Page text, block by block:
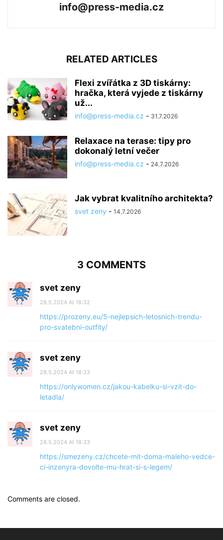
info@press-media.cz
RELATED ARTICLES
Flexi zvířátka z 3D tiskárny:
hračka, která vyjede z tiskárny
už...
info@press-media.cz - 31.7.2026
Relaxace na terase: tipy pro
dokonalý letní večer
info@press-media.cz - 24.7.2026
Jak vybrat kvalitního architekta?
svet zeny - 14.7.2026
3 COMMENTS
svet zeny
28.5.2024 At 18:32
https://prozeny.eu/5-nejlepsich-letosnich-trendu-
pro-svatebni-outfity/
svet zeny
28.5.2024 At 18:33
https://onlywomen.cz/jakou-kabelku-si-vzit-do-
letadla/
svet zeny
28.5.2024 At 18:33
https://smezeny.cz/chcete-mit-doma-maleho-vedce-
ci-inzenyra-dovolte-mu-hrat-si-s-legem/
Comments are closed.